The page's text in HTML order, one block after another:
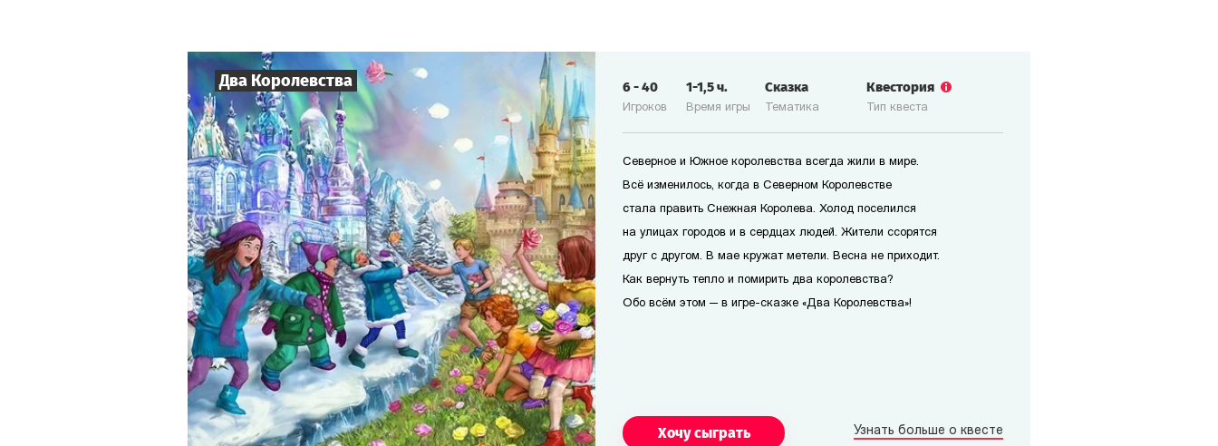
Два Королевства
Игроков
6-40
Время игры
1-1,5ч.
Тематика
Сказка
Тип квеста
Квестория
Северное и Южное королевства всегда жили в мире.
Всё изменилось, когда в Северном Королевстве
стала править Снежная Королева. Холод поселился
на улицах городов и в сердцах людей. Жители ссорятся
друг с другом. В мае кружат метели. Весна не приходит.
Как вернуть тепло и помирить два королевства?
Обо всём этом — в игре-сказке «Два Королевства»!
Хочу сыграть Узнать больше о квесте